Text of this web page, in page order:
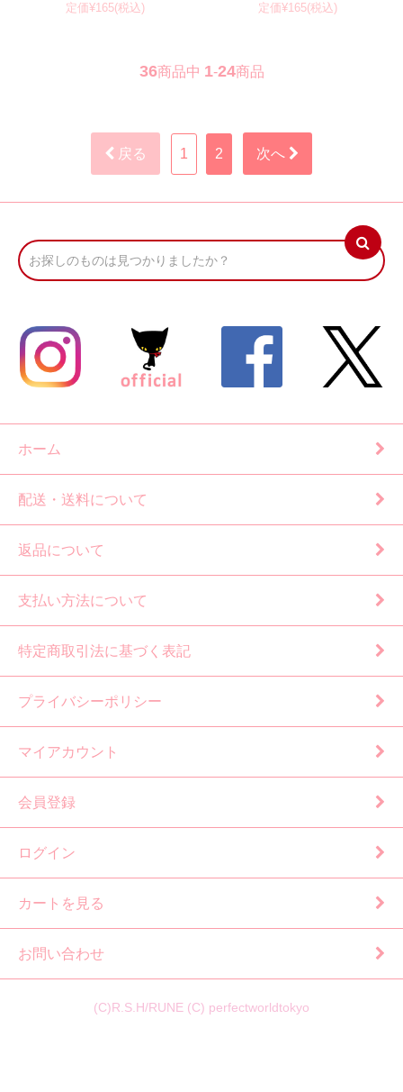
定価¥165(税込) 定価¥165(税込)
36商品中 1-24商品
戻る 1 2 次へ
ホーム
配送・送料について
返品について
支払い方法について
特定商取引法に基づく表記
プライバシーポリシー
マイアカウント
会員登録
ログイン
カートを見る
お問い合わせ
(C)R.S.H/RUNE (C) perfectworldtokyo